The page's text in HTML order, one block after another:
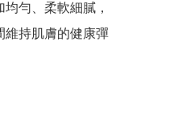
勻、柔軟細膩，
維持肌膚的健康彈